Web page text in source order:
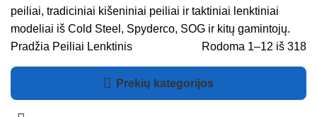
peiliai, tradiciniai kišeniniai peiliai ir taktiniai lenktiniai
modeliai iš Cold Steel, Spyderco, SOG ir kitų gamintojų.
Pradžia Peiliai Lenktinis Rodoma 1–12 iš 318
Prekių kategorijos